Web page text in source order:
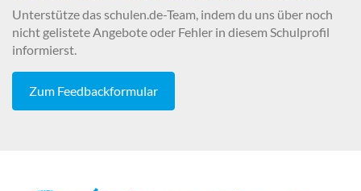
Unterstütze das schulen.de-Team, indem du uns über noch
nicht gelistete Angebote oder Fehler in diesem Schulprofil
informierst.
Zum Feedbackformular